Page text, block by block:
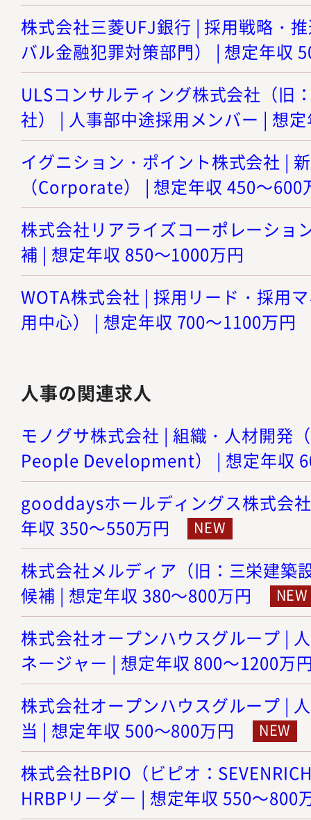
株式会社三菱UFJ銀行 | 採用戦略・
バル金融犯罪対策部門） | 想定年収
ULSコンサルティング株式会社（旧
社） | 人事部中途採用メンバー | 想
イグニション・ポイント株式会社 |
（Corporate） | 想定年収 450～600
株式会社リアライズコーポレーショ
補 | 想定年収 850～1000万円
WOTA株式会社 | 採用リード・採用
用中心） | 想定年収 700～1100万円
人事の関連求人
モノグサ株式会社 | 組織・人材開発
People Development） | 想定年収
gooddaysホールディングス株式会
年収 350～550万円
株式会社メルディア（旧：三栄建築
候補 | 想定年収 380～800万円
株式会社オープンハウスグループ |
ネージャー | 想定年収 800～1200万
株式会社オープンハウスグループ |
当 | 想定年収 500～800万円
株式会社BPIO（ビピオ：
HRBPリーダー | 想定年収 550～800